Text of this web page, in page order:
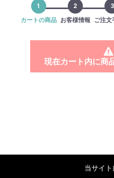
1
カートの商品
2
お客様情報
3
ご注文
現在カート内に商
当サイ